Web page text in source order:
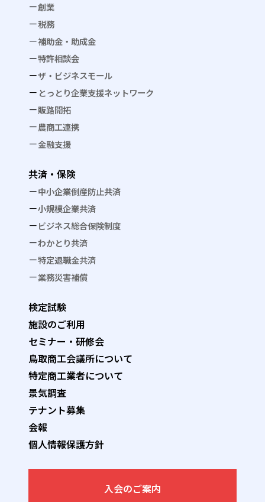
創業
税務
補助金・助成金
特許相談会
ザ・ビジネスモール
とっとり企業支援ネットワーク
販路開拓
農商工連携
金融支援
共済・保険
中小企業倒産防止共済
小規模企業共済
ビジネス総合保険制度
わかとり共済
特定退職金共済
業務災害補償
検定試験
施設のご利用
セミナー・研修会
鳥取商工会議所について
特定商工業者について
景気調査
テナント募集
会報
個人情報保護方針
入会のご案内